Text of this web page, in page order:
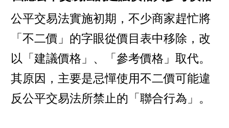
公平交易法實施初期，不少商家趕忙將
「不二價」的字眼從價目表中移除，改
以「建議價格」、「參考價格」取代。
其原因，主要是忌憚使用不二價可能違
反公平交易法所禁止的「聯合行為」。